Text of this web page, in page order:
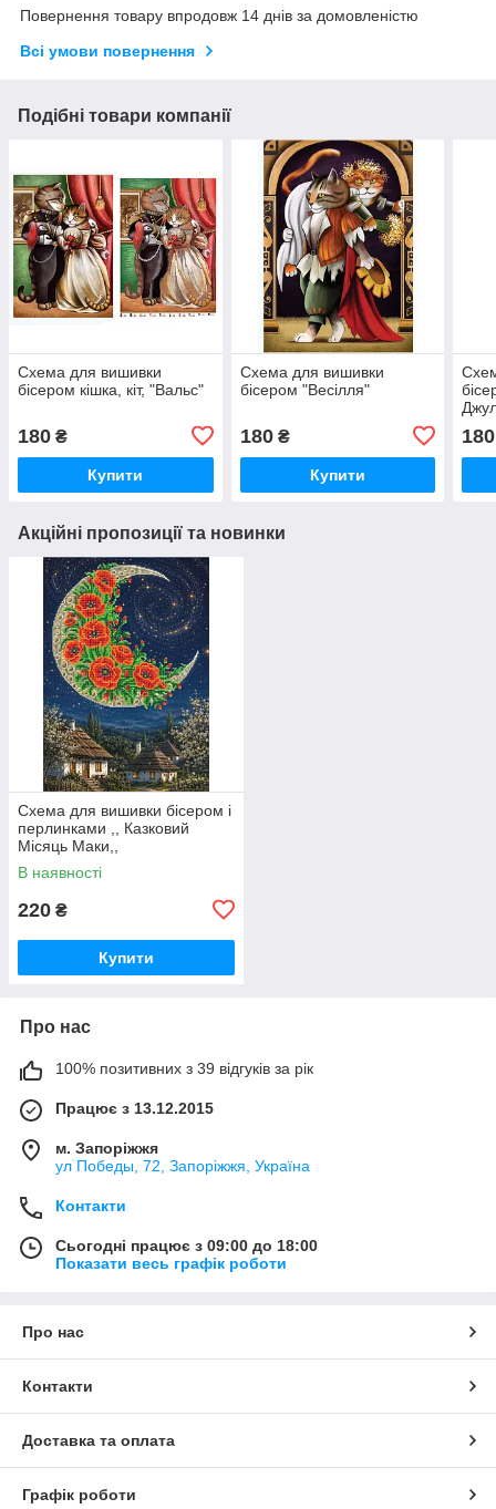
Повернення товару впродовж 14 днів за домовленістю
Всі умови повернення
Подібні товари компанії
Схема для вишивки
бісером кішка, кіт, "Вальс"
180 ₴
Купити
Схема для вишивки
бісером "Весілля"
180₴
Купити
180
Акційні пропозиції та новинки
Схема для вишивки бісером і
перлинками ,, Казковий
Місяць Маки,,
В наявності
220 ₴
Купити
Про нас
100% позитивних з 39 відгуків за рік
Працює з 13.12.2015
м. Запоріжжя
ул Победы, 72, Запоріжжя, Україна
Контакти
Сьогодні працює з 09:00 до 18:00
Показати весь графік роботи
Про нас
Контакти
Доставка та оплата
Графік роботи